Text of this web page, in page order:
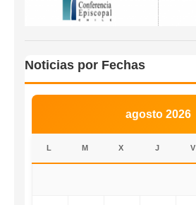
Noticias por Fechas
agosto 2026
L M X J V